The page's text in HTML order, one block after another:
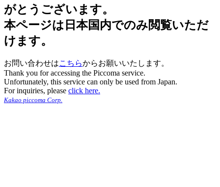
がとうございます。
本ページは日本国内でのみ閲覧いただ
けます。
お問い合わせはこちらからお願いいたします。
Thank you for accessing the Piccoma service.
Unfortunately, this service can only be used from Japan.
For inquiries, please click here.
Kakao piccoma Corp.